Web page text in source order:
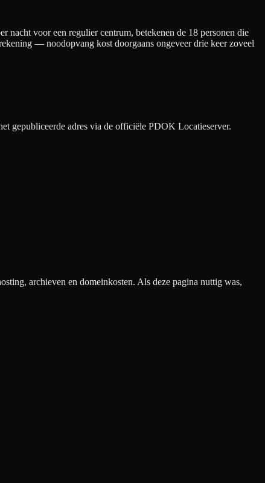
nacht voor een regulier centrum, betekenen de 18 personen die
— noodopvang kost doorgaans ongeveer drie keer zoveel
gepubliceerde adres via de officiële PDOK Locatieserver.
archieven en domeinkosten. Als deze pagina nuttig was,